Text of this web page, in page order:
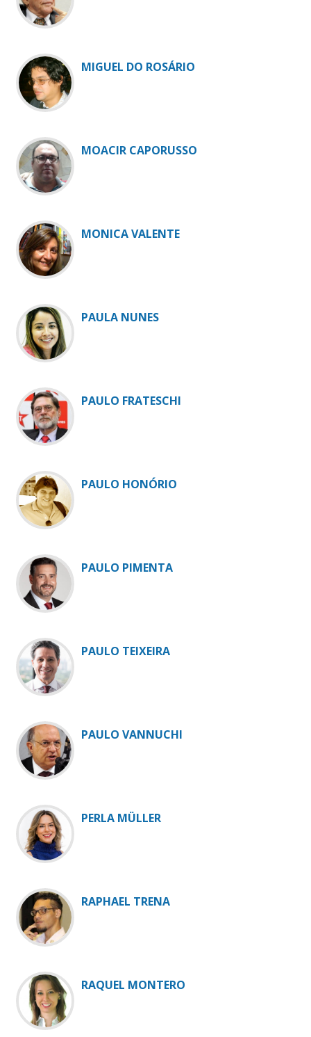
MIGUEL DO ROSÁRIO
MOACIR CAPORUSSO
MONICA VALENTE
PAULA NUNES
PAULO FRATESCHI
PAULO HONÓRIO
PAULO PIMENTA
PAULO TEIXEIRA
PAULO VANNUCHI
PERLA MÜLLER
RAPHAEL TRENA
RAQUEL MONTERO